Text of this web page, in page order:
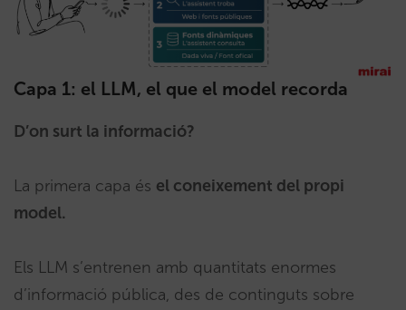
Capa 1: el LLM, el que el model recorda
D’on surt la informació?
La primera capa és el coneixement del propi
model.
Els LLM s’entrenen amb quantitats enormes
d’informació pública, des de continguts sobre